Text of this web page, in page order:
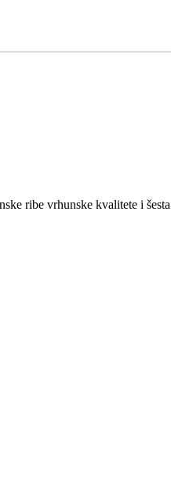
ribe vrhunske kvalitete i